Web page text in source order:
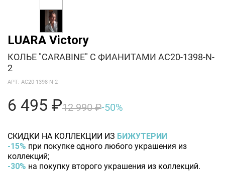
LUARA Victory
КОЛЬЕ "СARABINE" С ФИАНИТАМИ AC20-1398-N-
2
АРТ: AC20-1398-N-2
6 495 ₽12 990 ₽-50%
СКИДКИ НА КОЛЛЕКЦИИ ИЗ БИЖУТЕРИИ
-15% при покупке одного любого украшения из
коллекций;
-30% на покупку второго украшения из коллекций.